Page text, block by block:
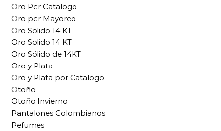
Oro Por Catalogo
Oro por Mayoreo
Oro Solido 14 KT
Oro Solido 14 KT
Oro Sólido de 14KT
Oro y Plata
Oro y Plata por Catalogo
Otoño
Otoño Invierno
Pantalones Colombianos
Pefumes